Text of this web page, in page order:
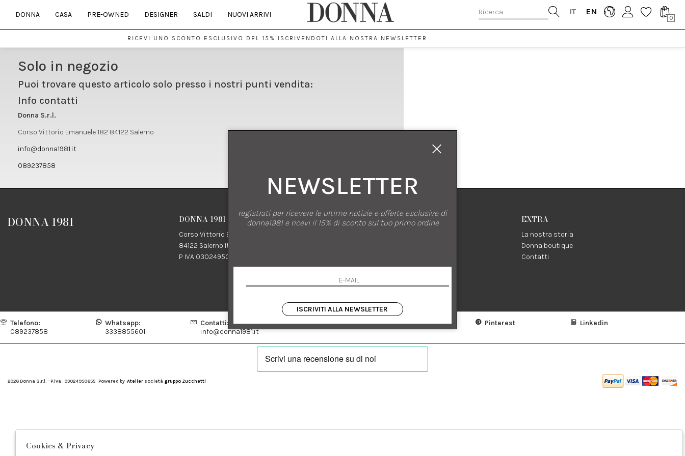
IT EN
0
DONNA CASA PRE-OWNED DESIGNER SALDI NUOVI ARRIVI
RICEVI UNO SCONTO ESCLUSIVO DEL 15% ISCRIVENDOTI ALLA NOSTRA NEWSLETTER.
Solo in negozio
Puoi trovare questo articolo solo presso i nostri punti vendita:
Info contatti
Donna S.r.l.
Corso Vittorio Emanuele 182 84122 Salerno
info@donna1981.it
089237858
DONNA 1981 DONNA 1981
Corso Vittorio Emanuele 182
84122 Salerno Italia
P IVA 03024950655
SHOPPING
Termini e condizioni
Condizioni di vendita
Spedizione
EXTRA
La nostra storia
Donna boutique
Contatti
Telefono:
089237858
Whatsapp:
3338855601
Contatti:
info@donna1981.it
Facebook Instagram Pinterest Linkedin
2026 Donna S.r.l. - P.iva : 03024950655 Powered by Atelier società gruppo Zucchetti
NEWSLETTER
registrati per ricevere le ultime notizie e offerte esclusive di
donna1981 e ricevi il 15% di sconto sul tuo primo ordine
ISCRIVITI ALLA NEWSLETTER
Cookies & Privacy